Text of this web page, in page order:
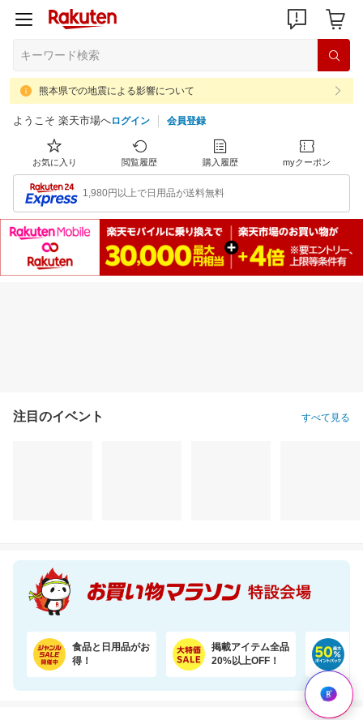
熊本県での地震による影響について
ようこそ 楽天市場へログイン 会員登録
お気に入り 閲覧履歴 購入履歴 myクーポン
1,980円以上で日用品が送料無料
注目のイベント すべて見る
食品と日用品がお
得！
掲載アイテム全品
20%以上OFF！